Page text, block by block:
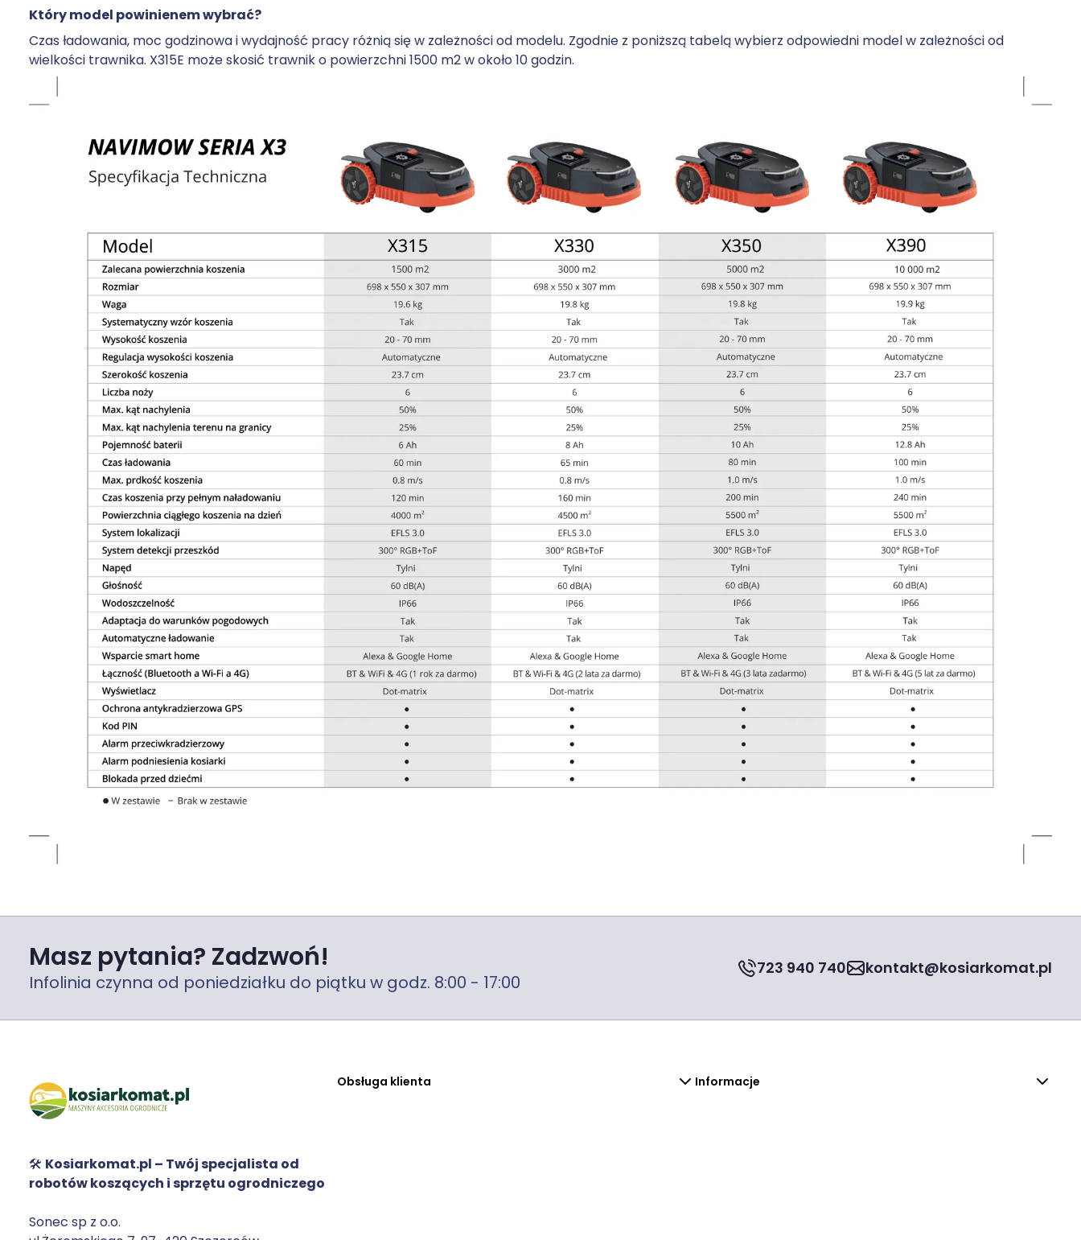
Który model powinienem wybrać?
Czas ładowania, moc godzinowa i wydajność pracy różnią się w zależności od modelu. Zgodnie z poniższą tabelą wybierz odpowiedni model w zależności od
wielkości trawnika. X315E może skosić trawnik o powierzchni 1500 m2 w około 10 godzin.
Masz pytania? Zadzwoń!
Infolinia czynna od poniedziałku do piątku w godz. 8:00 - 17:00
723 940 740 kontakt@kosiarkomat.pl
🛠️ Kosiarkomat.pl – Twój specjalista od
robotów koszących i sprzętu ogrodniczego
Sonec sp z o.o.
Obsługa klienta Informacje